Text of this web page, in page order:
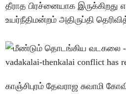
தீராத பிரச்னையாக
உயர்நீதிமன்றம் அதிருப்தி
காஞ்சிபுரம் தேவராஜ சுவாமி